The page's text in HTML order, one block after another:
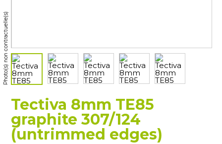
Photo(s) non contractuelle(s)
Tectiva 8mm TE85
graphite 307/124
(untrimmed edges)